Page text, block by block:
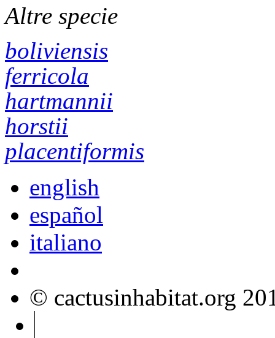
Altre specie
boliviensis
ferricola
hartmannii
horstii
placentiformis
english
español
italiano
© cactusinhabitat.org